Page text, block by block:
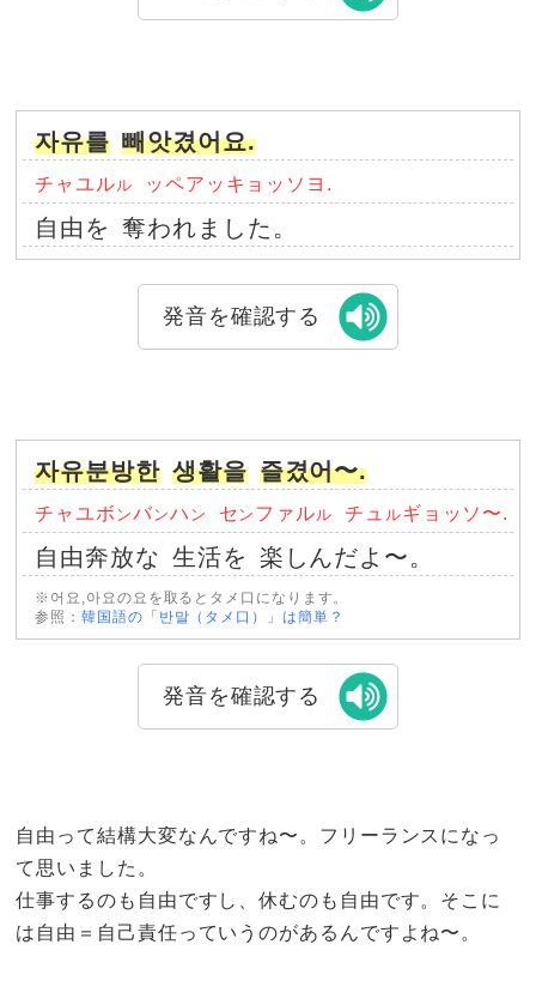
자유를 빼앗겼어요.
チャユルル ッペアッキョッソヨ.
自由を 奪われました。
発音を確認する
자유분방한 생활을 즐겼어〜.
チャユボ ンバンハ ン セン ファルル チュ ルギョッソ〜.
自由奔放な 生活を 楽しんだよ〜。
※어요,아요の요を取るとタメ口になります。
参照：韓国語の「반말（タメ口）」は簡単？
発音を確認する
自由って結構大変なんですね〜。フリーランスになっ
て思いました。
仕事するのも自由ですし、休むのも自由です。そこに
は自由＝自己責任っていうのがあるんですよね〜。